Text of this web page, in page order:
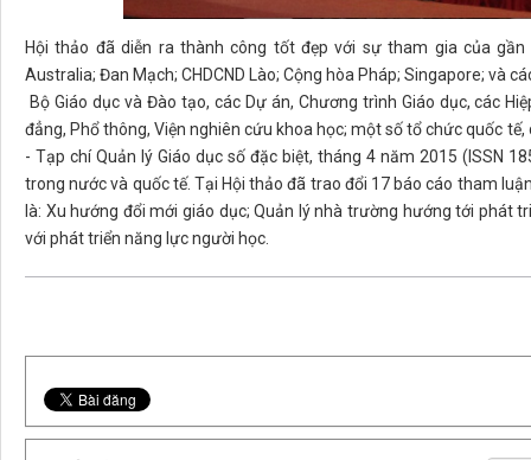
Hội thảo đã diễn ra thành công tốt đẹp với sự tham gia của
Australia; Đan Mạch; CHDCND Lào; Cộng hòa Pháp; Singapore; và
Bộ Giáo dục và Đào tạo, các Dự án, Chương trình Giáo dục, các
đẳng, Phổ thông, Viện nghiên cứu khoa học; một số tổ chức quốc
- Tạp chí Quản lý Giáo dục số đặc biệt, tháng 4 năm 2015 (ISSN
trong nước và quốc tế. Tại Hội thảo đã trao đổi 17 báo cáo tham
là: Xu hướng đổi mới giáo dục; Quản lý nhà trường hướng tới phát
với phát triển năng lực người học.